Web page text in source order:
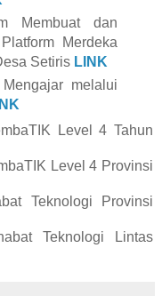
Membuat dan
Merdeka
Setiris LINK
melalui
Level 4 Tahun
Level 4 Provinsi
Teknologi Provinsi
Teknologi Lintas